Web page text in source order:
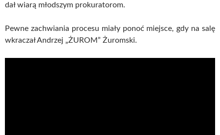
dał wiarą młodszym prokuratorom.
Pewne zachwiania procesu miały ponoć miejsce, gdy na salę
wkraczał Andrzej „ŻUROM” Żuromski.